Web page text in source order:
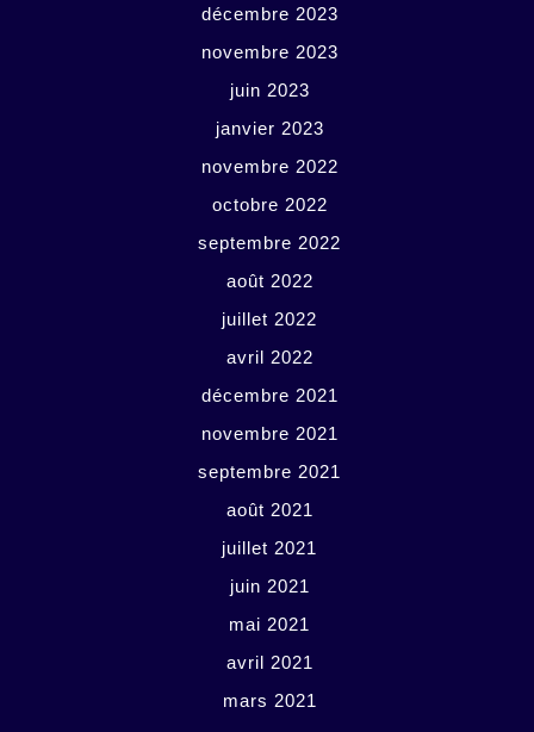
décembre 2023
novembre 2023
juin 2023
janvier 2023
novembre 2022
octobre 2022
septembre 2022
août 2022
juillet 2022
avril 2022
décembre 2021
novembre 2021
septembre 2021
août 2021
juillet 2021
juin 2021
mai 2021
avril 2021
mars 2021